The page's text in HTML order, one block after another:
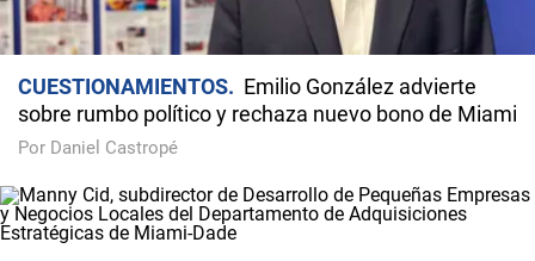
CUESTIONAMIENTOS
Emilio González advierte
sobre rumbo político y rechaza nuevo bono de Miami
Por Daniel Castropé